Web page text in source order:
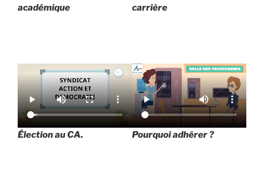
académique
carrière
Élection au CA. Pourquoi adhérer ?